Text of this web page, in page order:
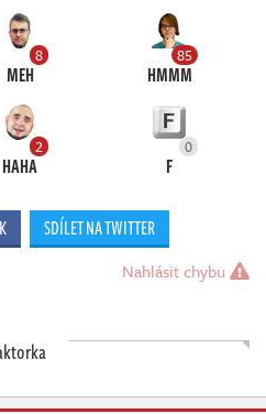
8
MEH
85
HMMM
2
HAHA
0
F
SDÍLET NA TWITTER
Nahlásit chybu